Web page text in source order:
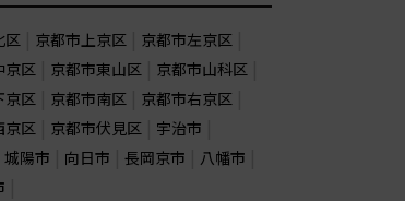
区 京都市上京区
京都市左京区
京区
京都市東山区
京都市山科区
京区
京都市南区
京都市右京区
京区
京都市伏見区
宇治市
城陽市 向日市 長岡京市
八幡市